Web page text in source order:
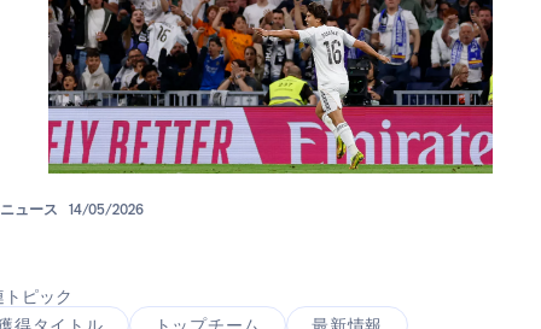
ニュース 14/05/2026
トピック